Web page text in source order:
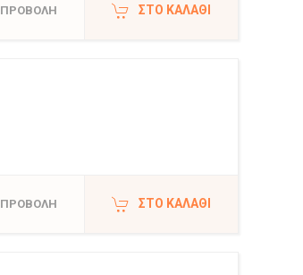
ΠΡΟΒΟΛΗ ΣΤΟ ΚΑΛΆΘΙ
ΠΡΟΒΟΛΗ ΣΤΟ ΚΑΛΆΘΙ